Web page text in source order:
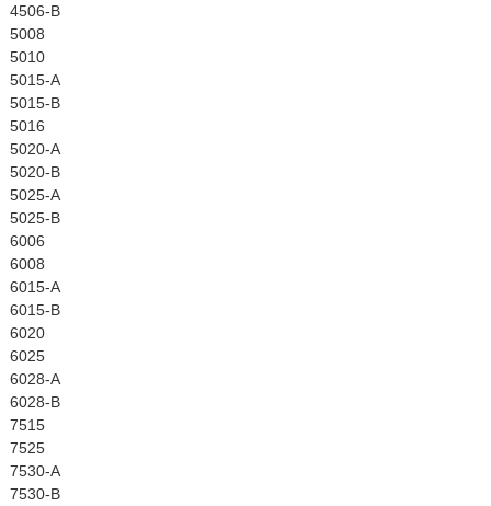
4506-B
5008
5010
5015-A
5015-B
5016
5020-A
5020-B
5025-A
5025-B
6006
6008
6015-A
6015-B
6020
6025
6028-A
6028-B
7515
7525
7530-A
7530-B